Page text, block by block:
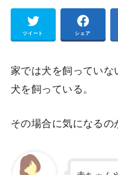
ツイート シェア
家では犬を飼ってい
犬を飼っている。
その場合に気になるの